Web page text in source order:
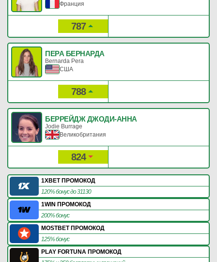
Франция
787
ПЕРА БЕРНАРДА
Bernarda Pera
США
788
БЕРРЕЙДЖ ДЖОДИ-АННА
Jodie Burrage
Великобритания
824
1XBET ПРОМОКОД
120% бонус до 31130
1WIN ПРОМОКОД
200% бонус
MOSTBET ПРОМОКОД
125% бонус
PLAY FORTUNA ПРОМОКОД